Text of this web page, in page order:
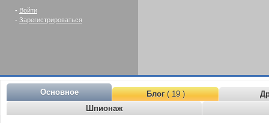
- Войти
- Зарегистрироваться
Основное Блог( 19 )
Шпионаж